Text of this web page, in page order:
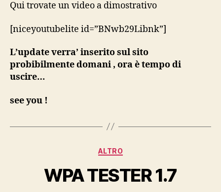
READY!
Qui trovate un video a dimostrativo
[niceyoutubelite id=”BNwb29Libnk”]
L’update verra’ inserito sul sito
probibilmente domani , ora è tempo di
uscire…
see you !
Categories
ALTRO
WPA TESTER 1.7